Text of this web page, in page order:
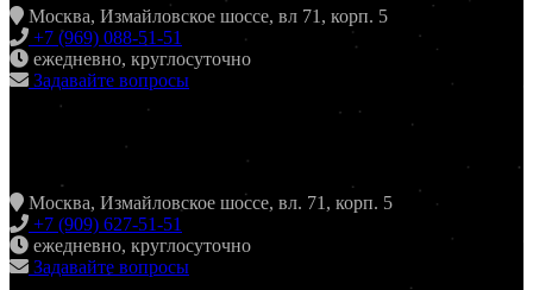
Москва, Измайловское шоссе, вл 71, корп. 5
+7 (969) 088-51-51
ежедневно, круглосуточно
Задавайте вопросы
ХИНКАЛЬНАЯ24 ИЗМАЙЛОВО
Москва, Измайловское шоссе, вл. 71, корп. 5
+7 (909) 627-51-51
ежедневно, круглосуточно
Задавайте вопросы